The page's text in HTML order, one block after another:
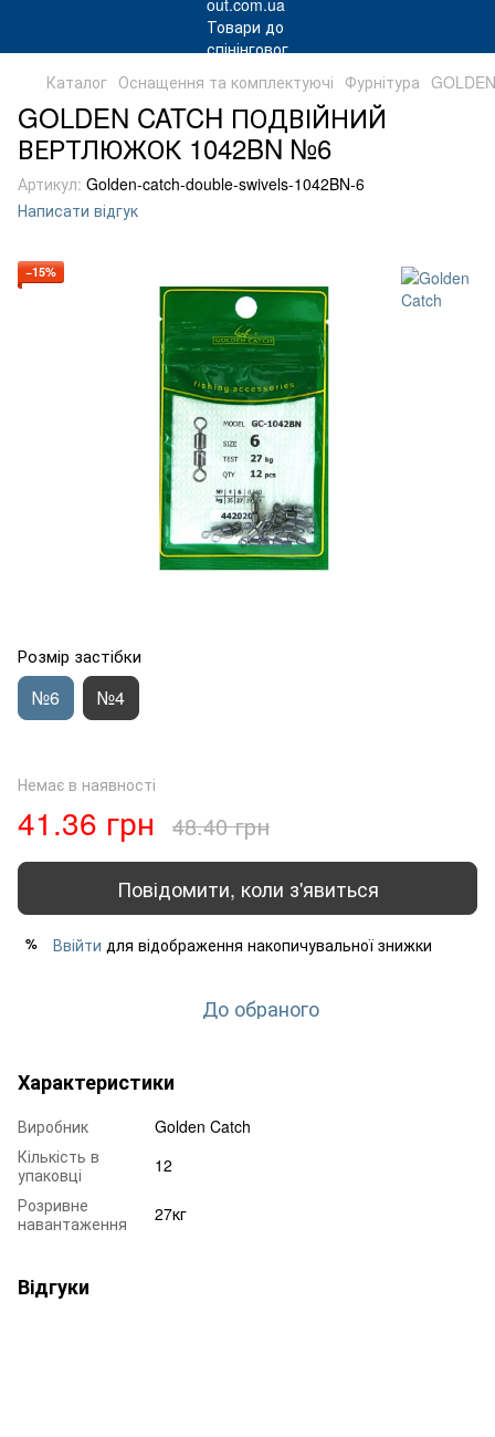
Каталог Оснащення та комплектуючі Фурнітура
GOLDEN CATCH ПОДВІЙНИЙ
ВЕРТЛЮЖОК 1042BN №6
Артикул: Golden-catch-double-swivels-1042BN-6
Написати відгук
−15%
Розмір застібки
№6 №4
Немає в наявності
41.36 грн 48.40 грн
Повідомити, коли з'явиться
% Ввійти для відображення накопичувальної знижки
До обраного
Характеристики
Виробник
Golden Catch
Кількість в
упаковці
12
Розривне
навантаження
27кг
Відгуки